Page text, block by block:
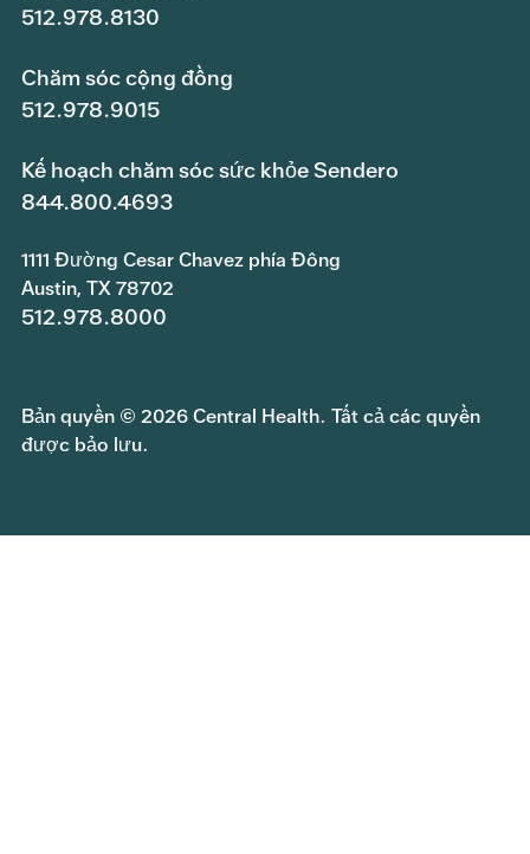
512.978.8130
Chăm sóc cộng đồng
512.978.9015
Kế hoạch chăm sóc sức khỏe Sendero
844.800.4693
1111 Đường Cesar Chavez phía Đông
Austin, TX 78702
512.978.8000
Bản quyền © 2026 Central Health. Tất cả các quyền
được bảo lưu.